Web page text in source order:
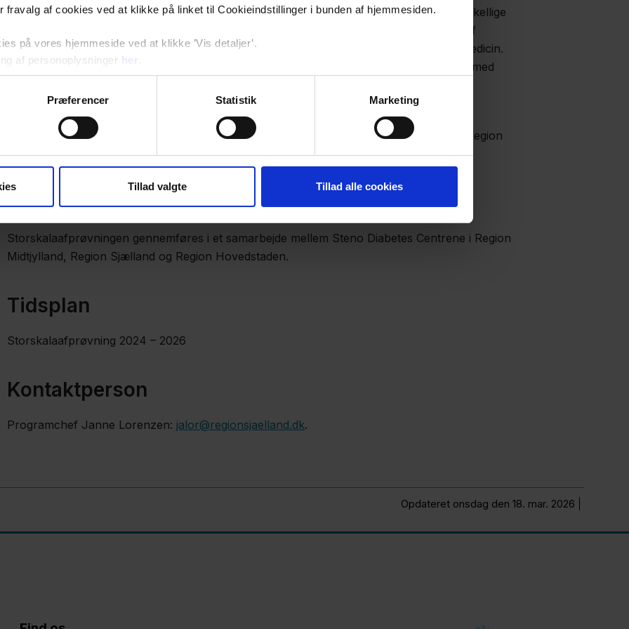
af cookies ved at klikke på linket til Cookieindstillinger i bunden af hjemmesiden.
på vores hjemmeside ved at klikke ’Vis detaljer’.
af personoplysninger her
Præferencer Statistik Marketing
Tillad valgte Tillad alle cookies
Der er flere fordele ved systemet. De sundhedsfaglige sparer tid på at slå op i flere forskellige
systemer, og giver mere tid patienten. De får et hurtigt overblik med en samlet visning af
patientens forløb, behandling og aftaler – og sammenhængen mellem fx målinger og medicin.
Dette giver et bedre grundlag for at vejlede patienten om behandling – og for at sparre med
SAMBLIK er udviklet af Steno Diabetes Center Aarhus. Efter evaluering af første
pilotafprøvning i 2021 - 2022 er der udviklet en version 2.0, som afprøves i storskala i Region
Midtjylland, Region Sjælland og Region Hovedstaden.
Samarbejdspartnere
Storskalaafprøvningen gennemføres i et samarbejde mellem Steno Diabetes Centrene i Region
Midtjylland, Region Sjælland og Region Hovedstaden.
Tidsplan
Storskalaafprøvning 2024 – 2026
Kontaktperson
Programchef Janne Lorenzen: jalor@regionsjaelland.dk.
Opdateret onsdag den 18. mar. 2026